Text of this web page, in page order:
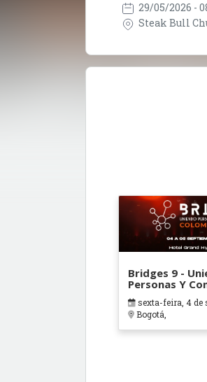
29/05/2026 -
Steak Bull
Bridges 9 -
Personas Y
sexta-feira, 4 de
Bogotá,